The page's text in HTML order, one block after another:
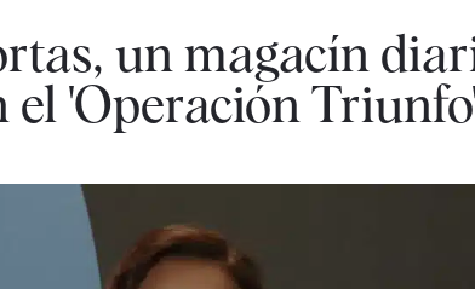
un magacín
el 'Operación